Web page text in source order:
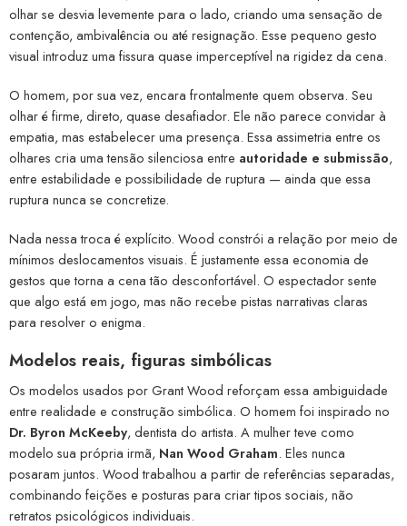
olhar se desvia levemente para o lado, criando uma sensação de
contenção, ambivalência ou até resignação. Esse pequeno gesto
visual introduz uma fissura quase imperceptível na rigidez da cena.
O homem, por sua vez, encara frontalmente quem observa. Seu
olhar é firme, direto, quase desafiador. Ele não parece convidar à
empatia, mas estabelecer uma presença. Essa assimetria entre os
olhares cria uma tensão silenciosa entre autoridade e submissão,
entre estabilidade e possibilidade de ruptura — ainda que essa
ruptura nunca se concretize.
Nada nessa troca é explícito. Wood constrói a relação por meio de
mínimos deslocamentos visuais. É justamente essa economia de
gestos que torna a cena tão desconfortável. O espectador sente
que algo está em jogo, mas não recebe pistas narrativas claras
para resolver o enigma.
Modelos reais, figuras simbólicas
Os modelos usados por Grant Wood reforçam essa ambiguidade
entre realidade e construção simbólica. O homem foi inspirado no
Dr. Byron McKeeby, dentista do artista. A mulher teve como
modelo sua própria irmã, Nan Wood Graham. Eles nunca
posaram juntos. Wood trabalhou a partir de referências separadas,
combinando feições e posturas para criar tipos sociais, não
retratos psicológicos individuais.